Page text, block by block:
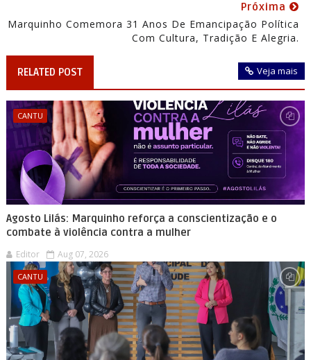
Próxima
Marquinho Comemora 31 Anos De Emancipação Política
Com Cultura, Tradição E Alegria.
RELATED POST Veja mais
CANTU
Agosto Lilás: Marquinho reforça a conscientização e o
combate à violência contra a mulher
Editor Aug 07, 2026
CANTU